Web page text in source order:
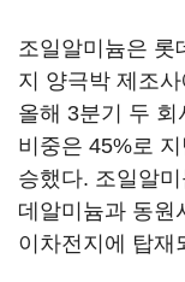
조일알미늄은 롯
지 양극박 제조
올해 3분기 두
비중은 45%로
승했다. 조일알
데알미늄과 동원
이차전지에 탑재